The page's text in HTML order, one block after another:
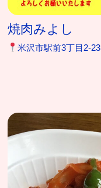
焼肉みよし
米沢市駅前3丁目2-23